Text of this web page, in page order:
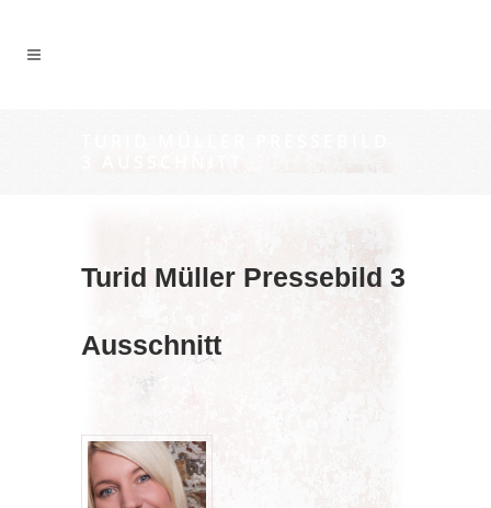
Turid Müller Pressebild 3
Ausschnitt